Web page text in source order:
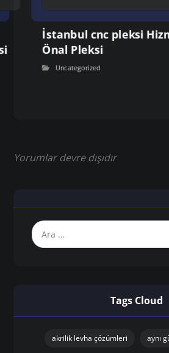
İstanbul cnc pleksi
Önal Pleksi
Uncategorized
Yorumlar devre dışıdır
Tags Cloud
akrilik levha çözümleri aynı